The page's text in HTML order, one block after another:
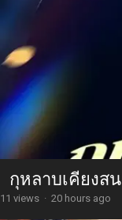
กุหลาบเคียงสน
11 views · 20 hours ago